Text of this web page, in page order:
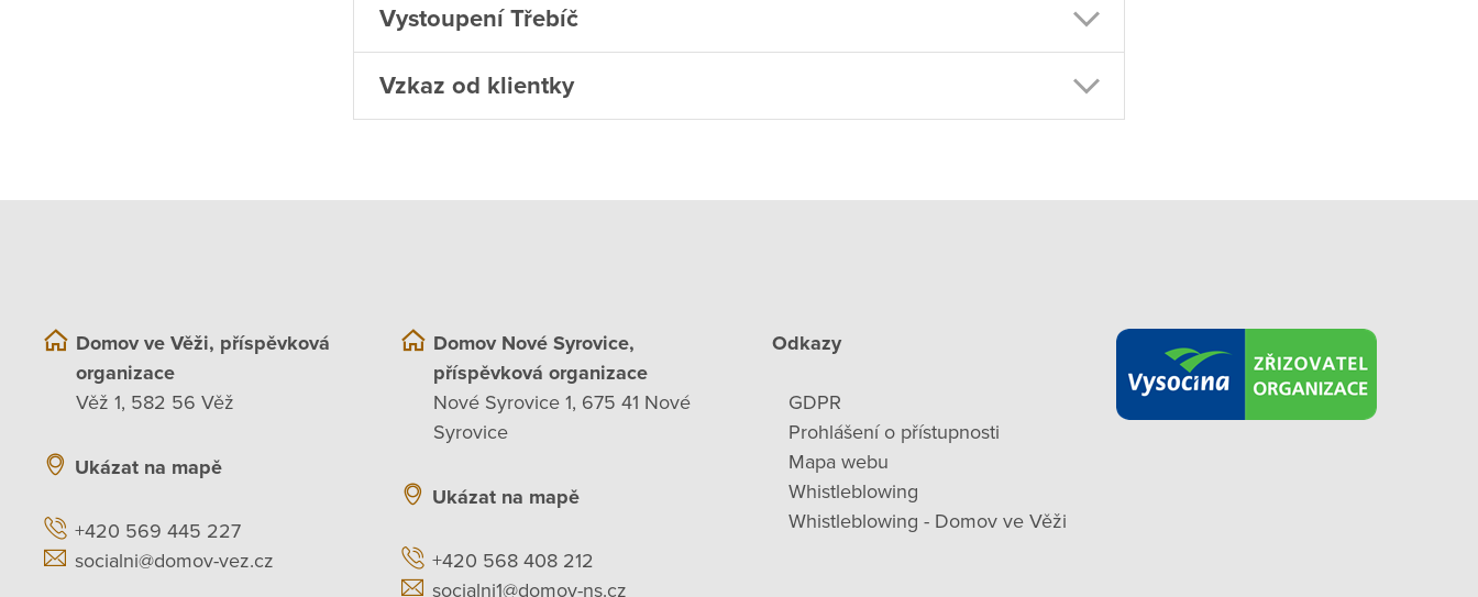
Vystoupení Třebíč
Vzkaz od klientky
Domov ve Věži, příspěvková
organizace
Věž 1, 582 56 Věž
Ukázat na mapě
+420 569 445 227
socialni@domov-vez.cz
Domov Nové Syrovice,
příspěvková organizace
Nové Syrovice 1, 675 41 Nové
Syrovice
Ukázat na mapě
+420 568 408 212
socialni1@domov-ns.cz
Odkazy
GDPR
Prohlášení o přístupnosti
Mapa webu
Whistleblowing
Whistleblowing - Domov ve Věži